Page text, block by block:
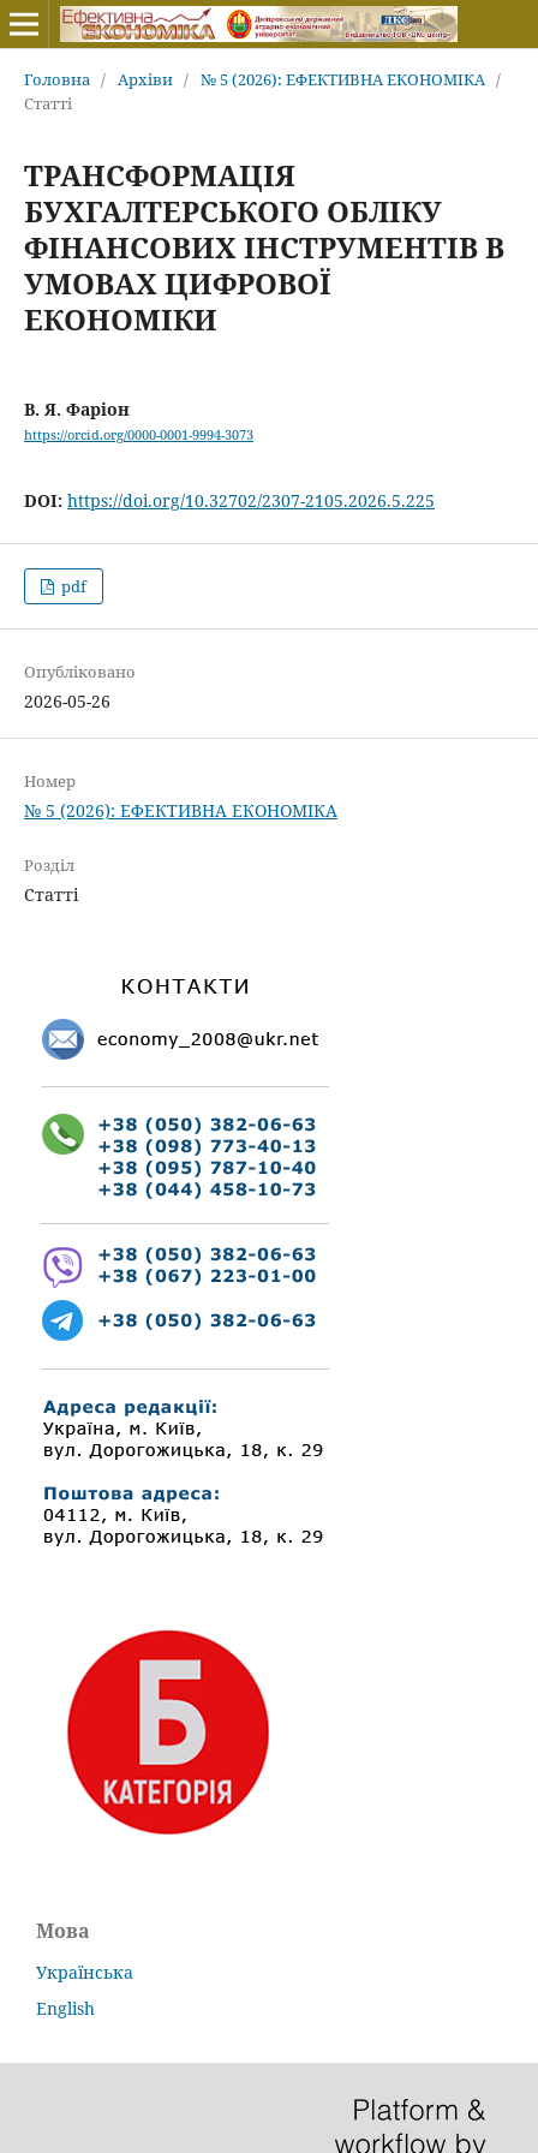
Головна / Архіви / № 5 (2026): ЕФЕКТИВНА ЕКОНОМІКА /
Статті
ТРАНСФОРМАЦІЯ
БУХГАЛТЕРСЬКОГО ОБЛІКУ
ФІНАНСОВИХ ІНСТРУМЕНТІВ В
УМОВАХ ЦИФРОВОЇ
ЕКОНОМІКИ
В. Я. Фаріон
https://orcid.org/0000-0001-9994-3073
DOI: https://doi.org/10.32702/2307-2105.2026.5.225
pdf
Опубліковано
2026-05-26
Номер
№ 5 (2026): ЕФЕКТИВНА ЕКОНОМІКА
Розділ
Статті
Мова
Українська
English